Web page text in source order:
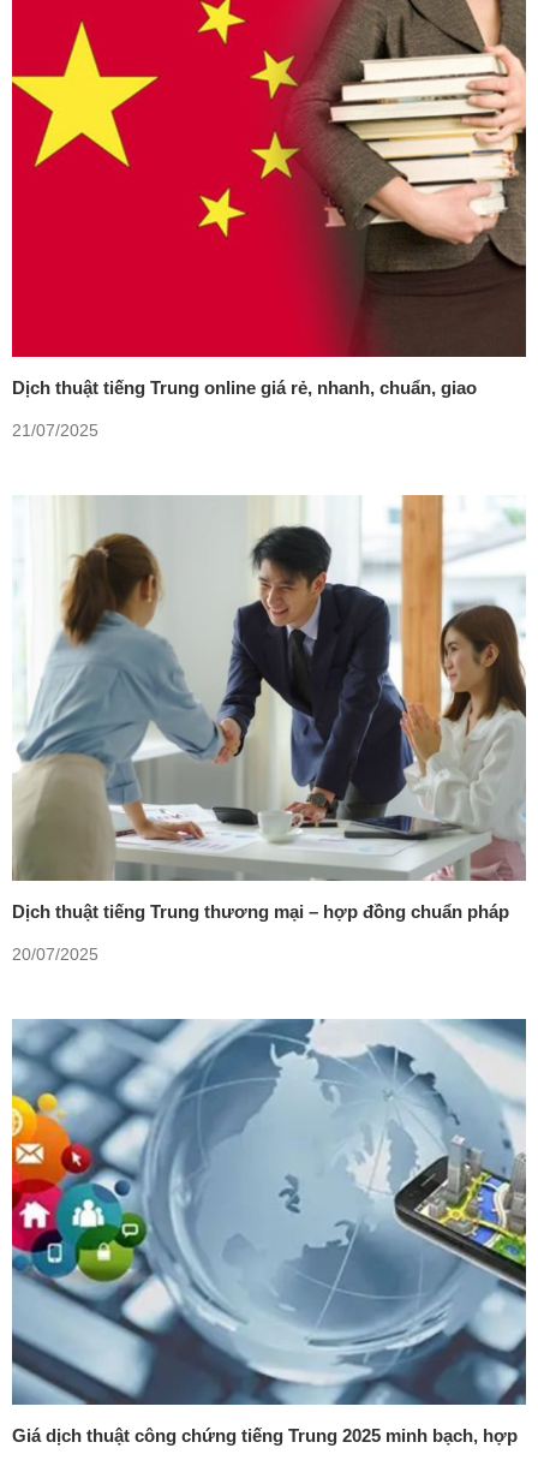
Dịch thuật tiếng Trung online giá rẻ, nhanh, chuẩn, giao
21/07/2025
Dịch thuật tiếng Trung thương mại – hợp đồng chuẩn pháp
20/07/2025
Giá dịch thuật công chứng tiếng Trung 2025 minh bạch, hợp